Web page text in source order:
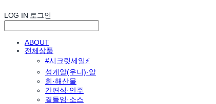
LOG IN 로그인
ABOUT
전체상품
#시크릿세일⚡
성게알(우니)·알
회·해산물
간편식·안주
곁들임·소스